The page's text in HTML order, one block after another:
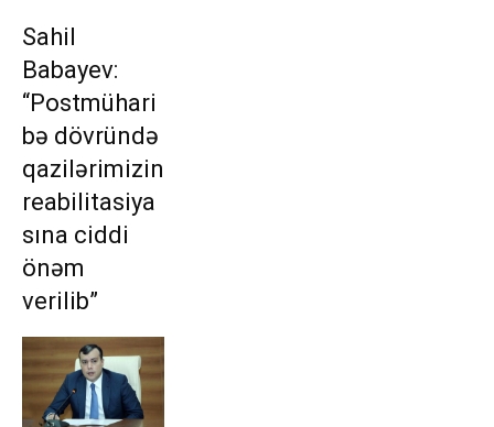
Sahil
Babayev:
“Postmühari
bə dövründə
qazilərimizin
reabilitasiya
sına ciddi
önəm
verilib”